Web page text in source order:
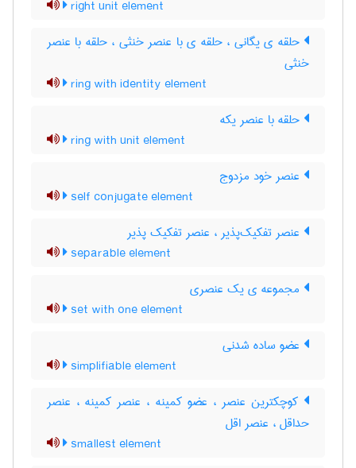
right unit element
حلقه ی یگانی ، حلقه ی با عنصر خنثی ، حلقه با عنصر
خنثی
ring with identity element
حلقه با عنصر یکه
ring with unit element
عنصر خود مزدوج
self conjugate element
عنصر تفکیک‌پذیر ، عنصر تفکیک پذیر
separable element
مجموعه ی یک عنصری
set with one element
عضو ساده شدنی
simplifiable element
کوچکترین عنصر ، عضو کمینه ، عنصر کمینه ، عنصر
حداقل ، عنصر اقل
smallest element